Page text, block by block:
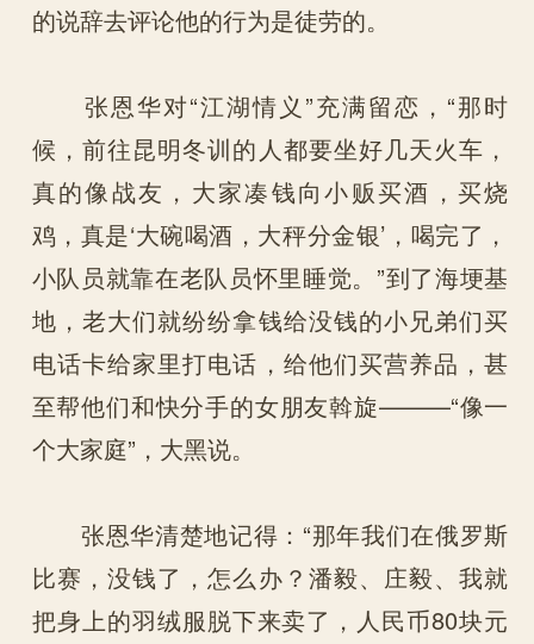
的说辞去评论他的行为是徒劳的。
张恩华对“江湖情义”充满留恋，“那时
候，前往昆明冬训的人都要坐好几天火车，
真的像战友，大家凑钱向小贩买酒，买烧
鸡，真是‘大碗喝酒，大秤分金银’，喝完了，
小队员就靠在老队员怀里睡觉。”到了海埂基
地，老大们就纷纷拿钱给没钱的小兄弟们买
电话卡给家里打电话，给他们买营养品，甚
至帮他们和快分手的女朋友斡旋———“像一
个大家庭”，大黑说。
张恩华清楚地记得：“那年我们在俄罗斯
比赛，没钱了，怎么办？潘毅、庄毅、我就
把身上的羽绒服脱下来卖了，人民币80块元